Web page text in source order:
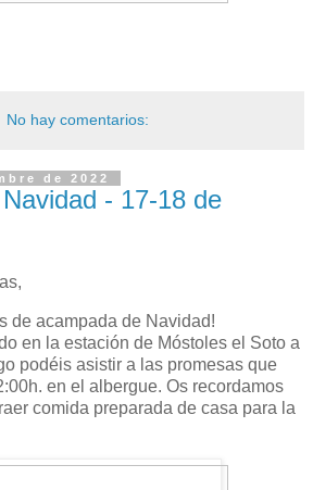
No hay comentarios:
de 2022
- 17-18 de
de acampada de Navidad!
en la estación de Móstoles el Soto a
podéis asistir a las promesas que
en el albergue. Os recordamos
comida preparada de casa para la